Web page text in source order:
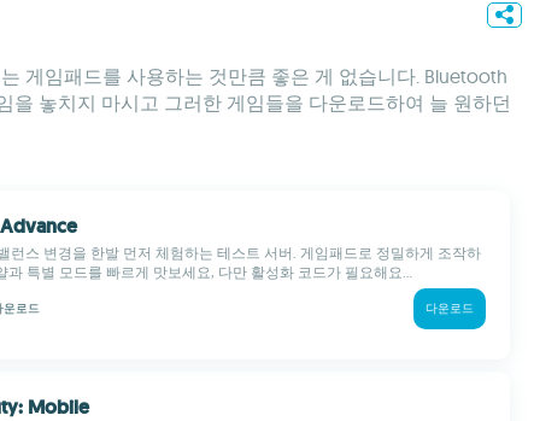
게임패드를 사용하는 것만큼 좋은 게 없습니다. Bluetooth
을 놓치지 마시고 그러한 게임들을 다운로드하여 늘 원하던
런스 변경을 한발 먼저 체험하는 테스트 서버. 게임패드로 정밀하게 조작하
과 특별 모드를 빠르게 맛보세요, 다만 활성화 코드가 필요해요...
운로드 다운로드
Mobile